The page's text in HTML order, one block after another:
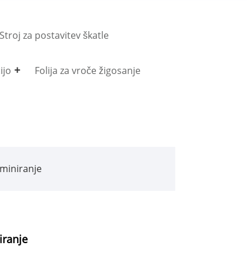
Stroj za postavitev škatle
Folija za vroče žigosanje